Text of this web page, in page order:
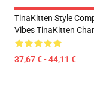
TinaKitten Style
Vibes TinaKitten
37,67 € - 44,11 €